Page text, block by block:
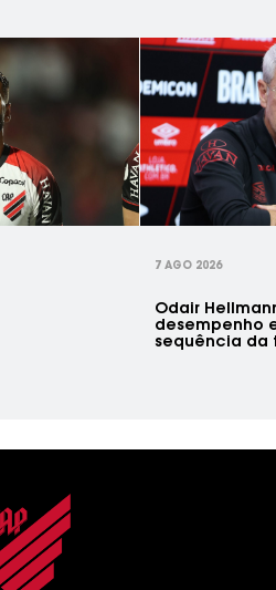
7 AGO 2026
Odair
desempenho
sequência da